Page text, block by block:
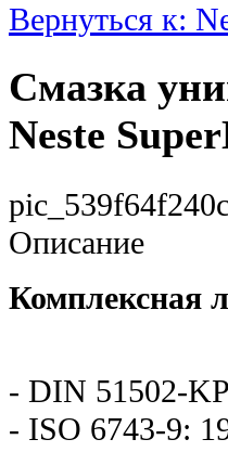
Вернуться к:
Смазка
Neste
Описание
Комплексная
- DIN 51502-
- ISO 6743-9: